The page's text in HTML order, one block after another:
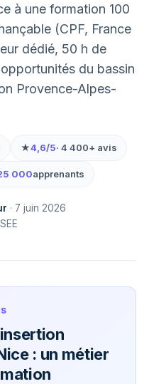
à une formation 100
(CPF, France
dédié, 50 h de
du bassin
Provence-Alpes-
★4,6/5· 4 400+ avis
000apprenants
· 7 juin 2026
: un métier